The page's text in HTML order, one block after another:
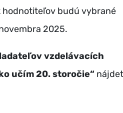
hodnotiteľov budú vybrané
2025.
vzdelávacích
učím 20. storočie“